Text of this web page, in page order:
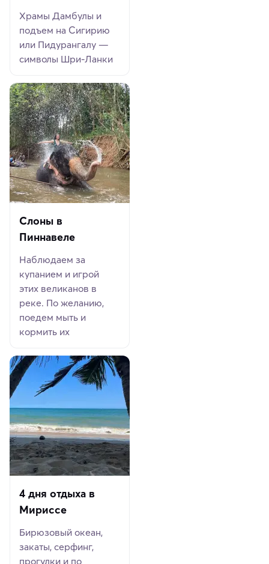
Храмы Дамбулы и
подъем на Сигирию
или Пидурангалу —
символы Шри-Ланки
Слоны в
Пиннавеле
Наблюдаем за
купанием и игрой
этих великанов в
реке. По желанию,
поедем мыть и
кормить их
4 дня отдыха в
Мириссе
Бирюзовый океан,
закаты, серфинг,
прогулки и по